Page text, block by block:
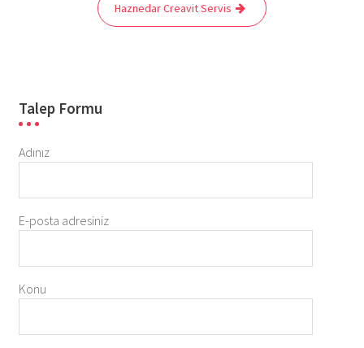
Haznedar Creavit Servis
Talep Formu
Adınız
E-posta adresiniz
Konu